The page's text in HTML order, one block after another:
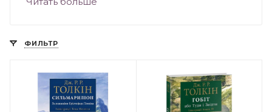
Средиземья.
Джон Толкин родился в небольшом
африканском городке Блумфонтейн, 3
ФИЛЬТР